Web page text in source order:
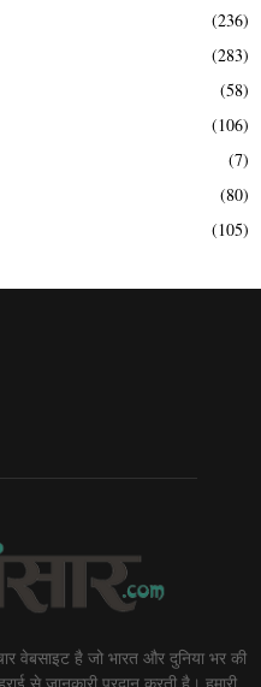
(236)
(283)
(58)
(106)
(7)
(80)
(105)
वेबसाइट है जो भारत और दुनिया भर की
से जानकारी प्रदान करती है। हमारी